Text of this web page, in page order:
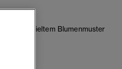
mit verspieltem Blumenmuster